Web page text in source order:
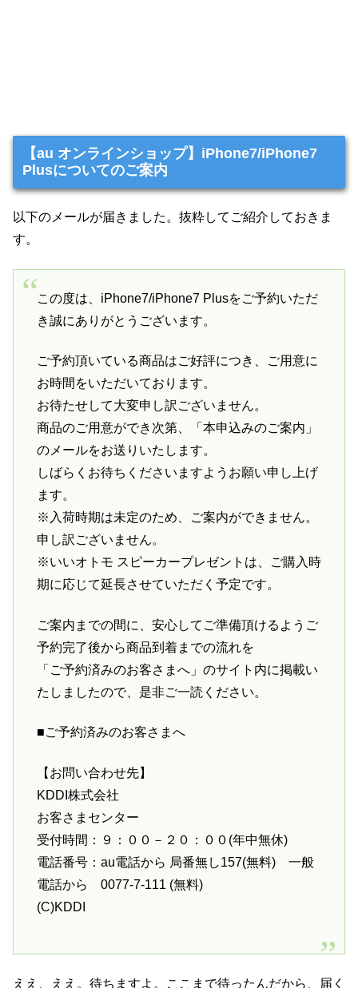
【au オンラインショップ】iPhone7/iPhone7
Plusについてのご案内
以下のメールが届きました。抜粋してご紹介しておきま
す。
この度は、iPhone7/iPhone7 Plusをご予約いただ
き誠にありがとうございます。
ご予約頂いている商品はご好評につき、ご用意に
お時間をいただいております。
お待たせして大変申し訳ございません。
商品のご用意ができ次第、「本申込みのご案内」
のメールをお送りいたします。
しばらくお待ちくださいますようお願い申し上げ
ます。
※入荷時期は未定のため、ご案内ができません。
申し訳ございません。
※いいオトモ スピーカープレゼントは、ご購入時
期に応じて延長させていただく予定です。
ご案内までの間に、安心してご準備頂けるようご
予約完了後から商品到着までの流れを
「ご予約済みのお客さまへ」のサイト内に掲載い
たしましたので、是非ご一読ください。
■ご予約済みのお客さまへ
【お問い合わせ先】
KDDI株式会社
お客さまセンター
受付時間：９：００－２０：００(年中無休)
電話番号：au電話から 局番無し157(無料) 一般
電話から 0077-7-111 (無料)
(C)KDDI
ええ、ええ。待ちますよ。ここまで待ったんだから、届く